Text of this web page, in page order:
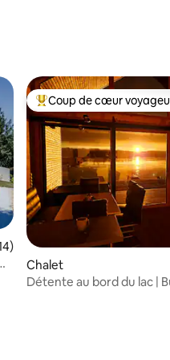
moyenne sur la base de 14
Coups de cœur
Coup de cœur
Chalet
Détente au bord du lac |